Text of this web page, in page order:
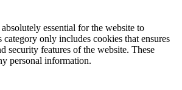
essential for the website to
only includes cookies that ensures
security features of the website. These
personal information.